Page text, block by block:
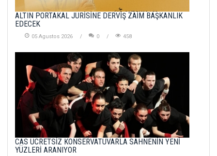
ALTIN PORTAKAL JÜRİSİNE DERVİŞ ZAİM BAŞKANLIK
EDECEK
05 Agustos 2026 0 458
CAS ÜCRETSİZ KONSERVATUVARLA SAHNENİN YENİ
YÜZLERİ ARANIYOR